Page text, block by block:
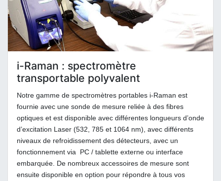
i-Raman : spectromètre
transportable polyvalent
Notre gamme de spectromètres portables i-Raman est
fournie avec une sonde de mesure reliée à des fibres
optiques et est disponible avec différentes longueurs d’onde
d’excitation Laser (532, 785 et 1064 nm), avec différents
niveaux de refroidissement des détecteurs, avec un
fonctionnement via PC / tablette externe ou interface
embarquée. De nombreux accessoires de mesure sont
ensuite disponible en option pour répondre à tous vos